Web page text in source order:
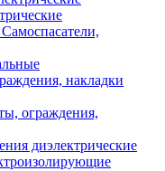
накладки
ограждения,
диэлектрические